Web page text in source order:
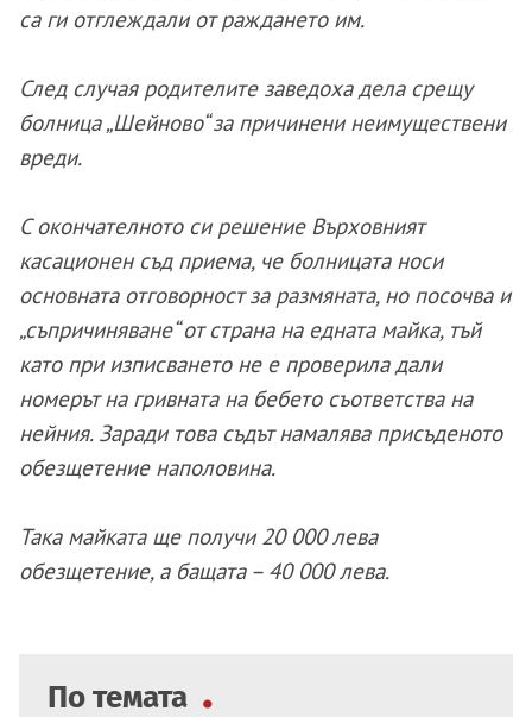
са ги отглеждали от раждането им.
След случая родителите заведоха дела срещу
болница „Шейново“ за причинени неимуществени
вреди.
С окончателното си решение Върховният
касационен съд приема, че болницата носи
основната отговорност за размяната, но посочва и
„съпричиняване“ от страна на едната майка, тъй
като при изписването не е проверила дали
номерът на гривната на бебето съответства на
нейния. Заради това съдът намалява присъденото
обезщетение наполовина.
Така майката ще получи 20 000 лева
обезщетение, а бащата – 40 000 лева.
По темата